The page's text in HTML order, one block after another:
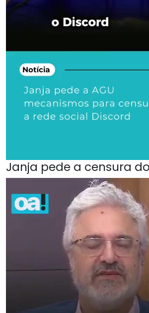
Janja pede a censura